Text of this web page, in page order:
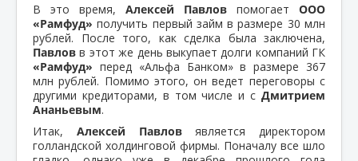
В это время, Алексей Павлов помогает ООО
«Рамфуд» получить первый займ в размере 30 млн
рублей. После того, как сделка была заключена,
Павлов в этот же день выкупает долги компаний ГК
«Рамфуд» перед «Альфа Банком» в размере 367
млн рублей. Помимо этого, он ведет переговоры с
другими кредиторами, в том числе и с Дмитрием
Ананьевым.
Итак, Алексей Павловявляется директором
голландской холдинговой фирмы. Поначалу все шло